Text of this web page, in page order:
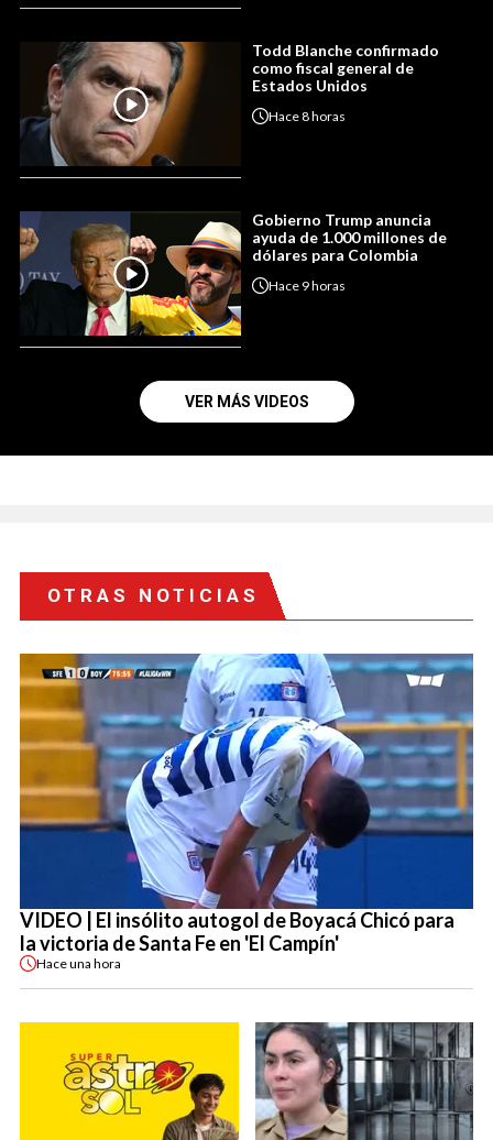
Todd Blanche confirmado
como fiscal general de
Estados Unidos
Hace8 horas
Gobierno Trump anuncia
ayuda de 1.000 millones de
dólares para Colombia
Hace 9 horas
VER MÁS VIDEOS
OTRAS NOTICIAS
VIDEO | El insólito autogol de Boyacá Chicó para
la victoria de Santa Fe en 'El Campín'
Haceuna hora